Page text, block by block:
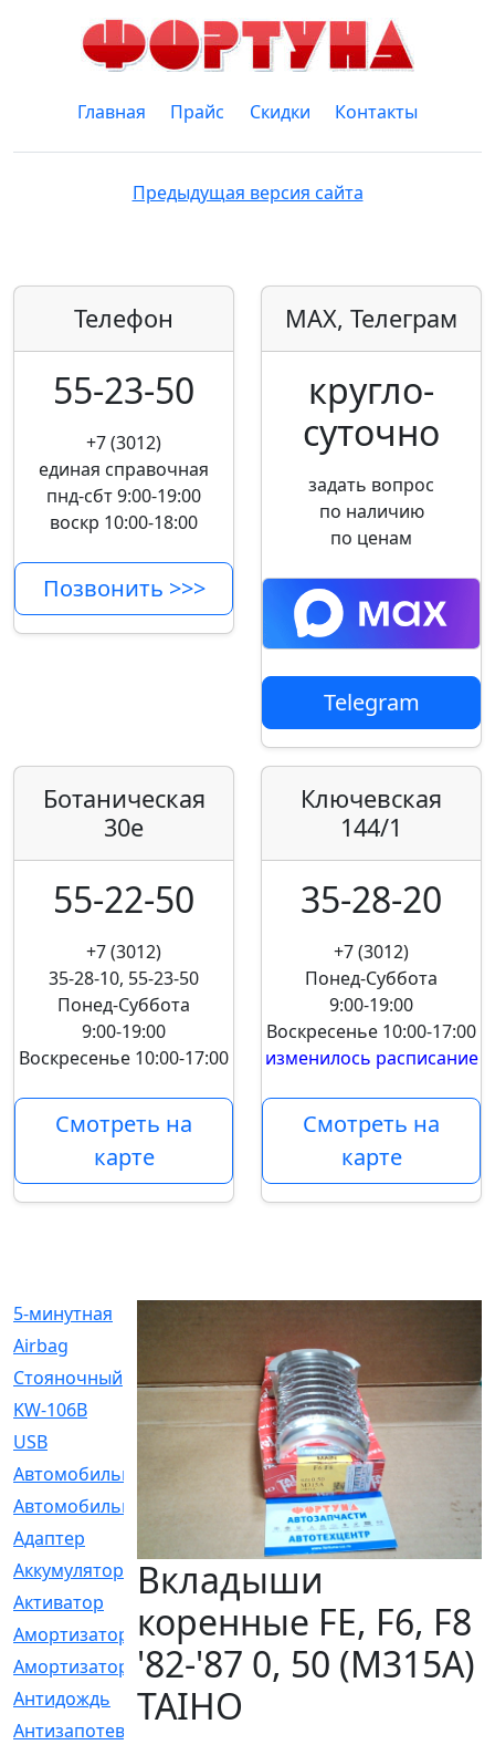
Главная Прайс Скидки Контакты
Предыдущая версия сайта
Телефон
55-23-50
+7 (3012)
единая справочная
пнд-сбт 9:00-19:00
воскр 10:00-18:00
Позвонить >>>
MAX, Телеграм
кругло­
суточно
задать вопрос
по наличию
по ценам
Telegram
Ботаническая
30е
55-22-50
+7 (3012)
35-28-10, 55-23-50
Понед-Суббота
9:00-19:00
Воскресенье 10:00-17:00
Смотреть на
карте
Ключевская
144/1
35-28-20
+7 (3012)
Понед-Суббота
9:00-19:00
Воскресенье 10:00-17:00
изменилось расписание
Смотреть на
карте
5-минутная
Airbag
Cтояночный
[1]
KW-106B
USB
Автомобильное
Автомобильный
Адаптер
Аккумулятор
[2]
Активатор
[1]
Амортизатор
[608]
Амортизаторы
[21]
Антидождь
[1]
Антизапотеватель
Вкладыши
коренные FE, F6, F8
'82-'87 0, 50 (M315A)
TAIHO